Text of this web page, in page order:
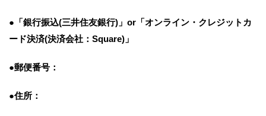
●「銀行振込(三井住友銀行)」or「オンライン・クレジットカ
ード決済(決済会社：Square)」
●郵便番号：
●住所：